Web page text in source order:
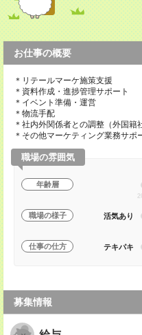
お仕事の概要
＊リテールマーケ施策支援
＊資料作成・進捗管理サポート
＊イベント準備・運営
＊物流手配
＊社内外関係者との調整（外国籍
＊その他マーケティング業務サポ
職場の雰囲気
年齢層
職場の様子 活気あり
仕事の仕方 テキパキ
募集情報